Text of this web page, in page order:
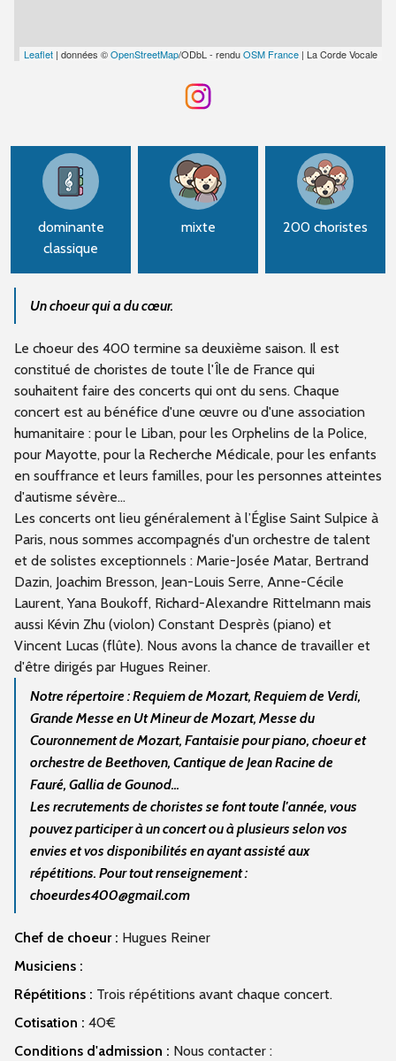
Leaflet | données ©OpenStreetMap/ODbL - renduOSM France | La Corde Vocale
dominante
classique
mixte 200 choristes
Un choeur qui a du cœur.
Le choeur des 400 termine sa deuxième saison. Il est
constitué de choristes de toute l'Île de France qui
souhaitent faire des concerts qui ont du sens. Chaque
concert est au bénéfice d'une œuvre ou d'une association
humanitaire : pour le Liban, pour les Orphelins de la Police,
pour Mayotte, pour la Recherche Médicale, pour les enfants
en souffrance et leurs familles, pour les personnes atteintes
d'autisme sévère...
Les concerts ont lieu généralement à l’Église Saint Sulpice à
Paris, nous sommes accompagnés d'un orchestre de talent
et de solistes exceptionnels : Marie-Josée Matar, Bertrand
Dazin, Joachim Bresson, Jean-Louis Serre, Anne-Cécile
Laurent, Yana Boukoff, Richard-Alexandre Rittelmann mais
aussi Kévin Zhu (violon) Constant Desprès (piano) et
Vincent Lucas (flûte). Nous avons la chance de travailler et
d'être dirigés par Hugues Reiner.
Notre répertoire : Requiem de Mozart, Requiem de Verdi,
Grande Messe en Ut Mineur de Mozart, Messe du
Couronnement de Mozart, Fantaisie pour piano, choeur et
orchestre de Beethoven, Cantique de Jean Racine de
Fauré, Gallia de Gounod...
Les recrutements de choristes se font toute l'année, vous
pouvez participer à un concert ou à plusieurs selon vos
envies et vos disponibilités en ayant assisté aux
répétitions. Pour tout renseignement :
choeurdes400@gmail.com
Chef de choeur : Hugues Reiner
Musiciens :
Répétitions : Trois répétitions avant chaque concert.
Cotisation : 40€
Conditions d'admission : Nous contacter :